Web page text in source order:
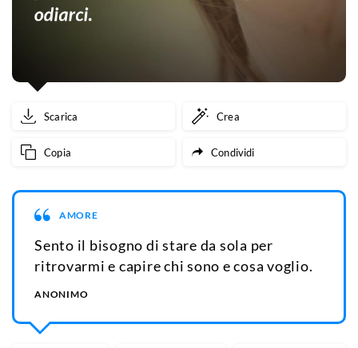
Scarica Crea
Copia Condividi
AMORE
Sento il bisogno di stare da sola per
ritrovarmi e capire chi sono e cosa voglio.
ANONIMO